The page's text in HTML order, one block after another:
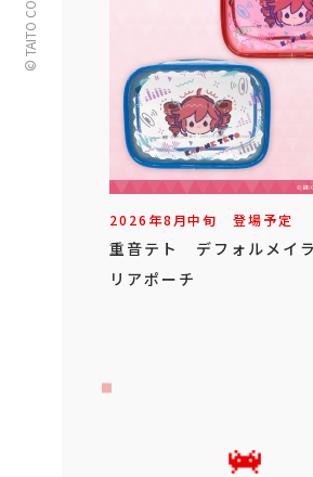
2026年8月中旬 登場予定
重音テト デフォルメイ
リアポーチ